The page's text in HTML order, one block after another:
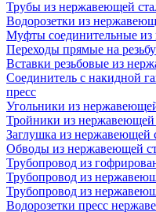
Трубы из нержавеющей
Водорозетки из
Муфты соединительные из
Переходы прямые на
Вставки резьбовые из
Соединитель с накидной
пресс
Угольники из
Тройники из нержавеющей
Заглушка из нержавеющей
Обводы из нержавеющей
Трубопровод из
Трубопровод из
Трубопровод из
Водорозетки пресс